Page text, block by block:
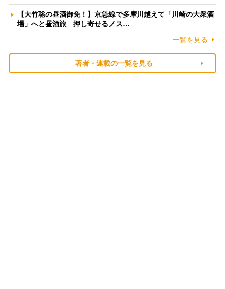
【大竹聡の昼酒御免！】京急線で多摩川越えて「川崎の大衆酒
場」へと昼酒旅 押し寄せるノス…
一覧を見る
著者・連載の一覧を見る